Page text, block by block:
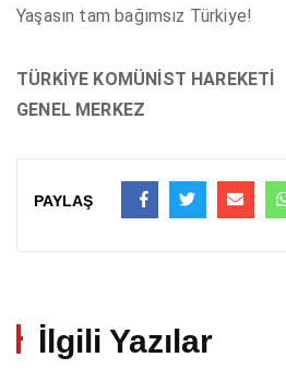
Yaşasın tam bağımsız Türkiye!
TÜRKİYE KOMÜNİST HAREKETİ
GENEL MERKEZ
PAYLAŞ
İlgili Yazılar